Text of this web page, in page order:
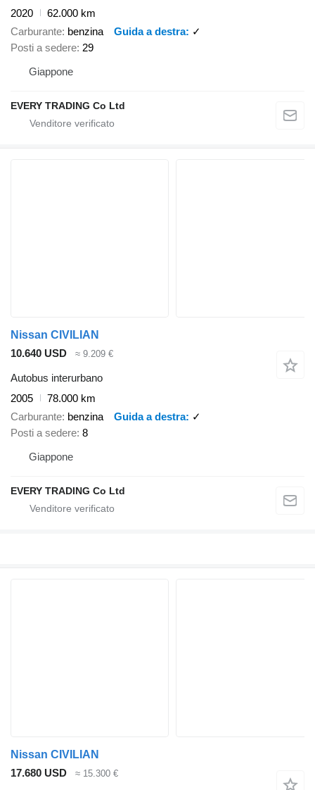
2020
62.000 km
Carburante benzina Guida a destra
✓
Posti a sedere 29
Giappone
EVERY TRADING Co Ltd
Nissan CIVILIAN
10.640 USD
≈ 9.209 €
Autobus interurbano
2005
78.000 km
Carburante benzina Guida a destra
✓
Posti a sedere 8
Giappone
EVERY TRADING Co Ltd
Nissan CIVILIAN
17.680 USD
≈ 15.300 €